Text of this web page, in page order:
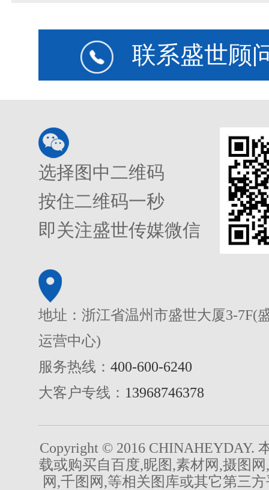
联系盛世顾
选择图中二维码
按住二维码一秒
即关注盛世传媒微信
地址：浙江省温州市盛世大厦3-7F(
运营中心)
服务热线： 400-600-6240
大客户专线： 13968746378
Copyright © 2016 CHINAHEYDAY.
载或购买自百度,昵图,素材网,摄图
网,千图网,等相关图库或其它第三